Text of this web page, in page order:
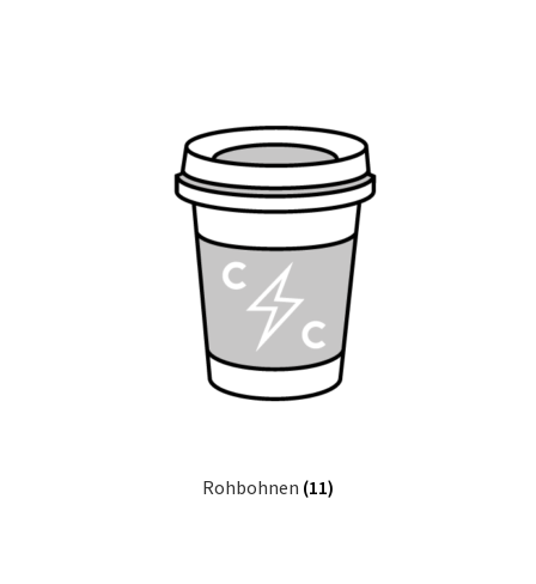
Rohbohnen (11)